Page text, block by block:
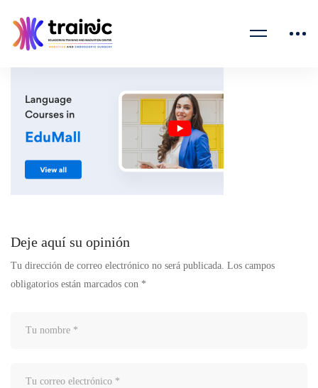
language-
academic-
banner-
Deje aquí su opinión
Tu dirección de correo electrónico no será publicada. Los campos
obligatorios están marcados con *